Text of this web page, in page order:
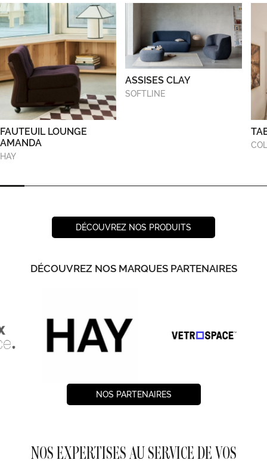
FAUTEUIL LOUNGE
AMANDA
HAY
ASSISES CLAY
SOFTLINE
DÉCOUVREZ NOS PRODUITS
DÉCOUVREZ NOS MARQUES PARTENAIRES
NOS PARTENAIRES
NOS EXPERTISES AU SERVICE DE VOS